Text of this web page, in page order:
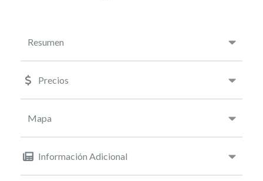
Resumen
Precios
Mapa
Información Adicional